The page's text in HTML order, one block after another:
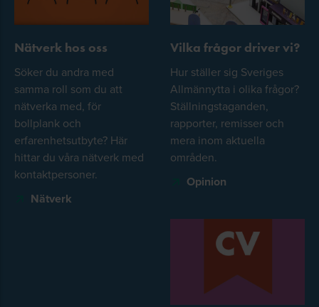
Nätverk hos oss
Söker du andra med
samma roll som du att
nätverka med, för
bollplank och
erfarenhetsutbyte? Här
hittar du våra nätverk med
kontaktpersoner.
Nätverk
Vilka frågor driver vi?
Hur ställer sig Sveriges
Allmännytta i olika frågor?
Ställningstaganden,
rapporter, remisser och
mera inom aktuella
områden.
Opinion